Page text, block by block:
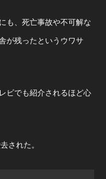
も、死亡事故や不可解な
が残ったというウワサ
ビでも紹介されるほど心
された。